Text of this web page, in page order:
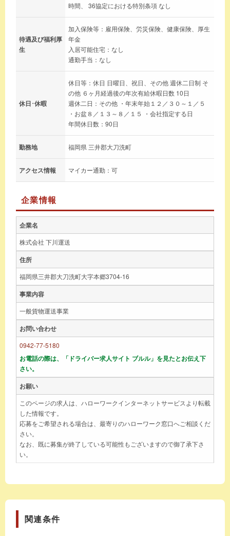
時間、 36協定における特別条項 なし
待遇及び福利厚
生
加入保険等：雇用保険、労災保険、健康保険、厚生
年金
入居可能住宅：なし
通勤手当：なし
休日･休暇
休日等：休日 日曜日、祝日、その他 週休二日制 そ
の他 ６ヶ月経過後の年次有給休暇日数 10日
週休二日：その他 ・年末年始１２／３０～１／５
・お盆８／１３～８／１５ ・会社指定する日
年間休日数：90日
勤務地 福岡県 三井郡大刀洗町
アクセス情報 マイカー通勤：可
企業情報
企業名
株式会社 下川運送
住所
福岡県三井郡大刀洗町大字本郷3704-16
事業内容
一般貨物運送事業
お問い合わせ
0942-77-5180
お電話の際は、「ドライバー求人サイト ブルル」を見たとお伝え下
さい。
お願い
このページの求人は、ハローワークインターネットサービスより転載
した情報です。
応募をご希望される場合は、最寄りのハローワーク窓口へご相談くだ
さい。
なお、既に募集が終了している可能性もございますので御了承下さ
い。
関連条件